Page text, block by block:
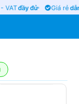
VATđầy đủ Giá rẻdẫn